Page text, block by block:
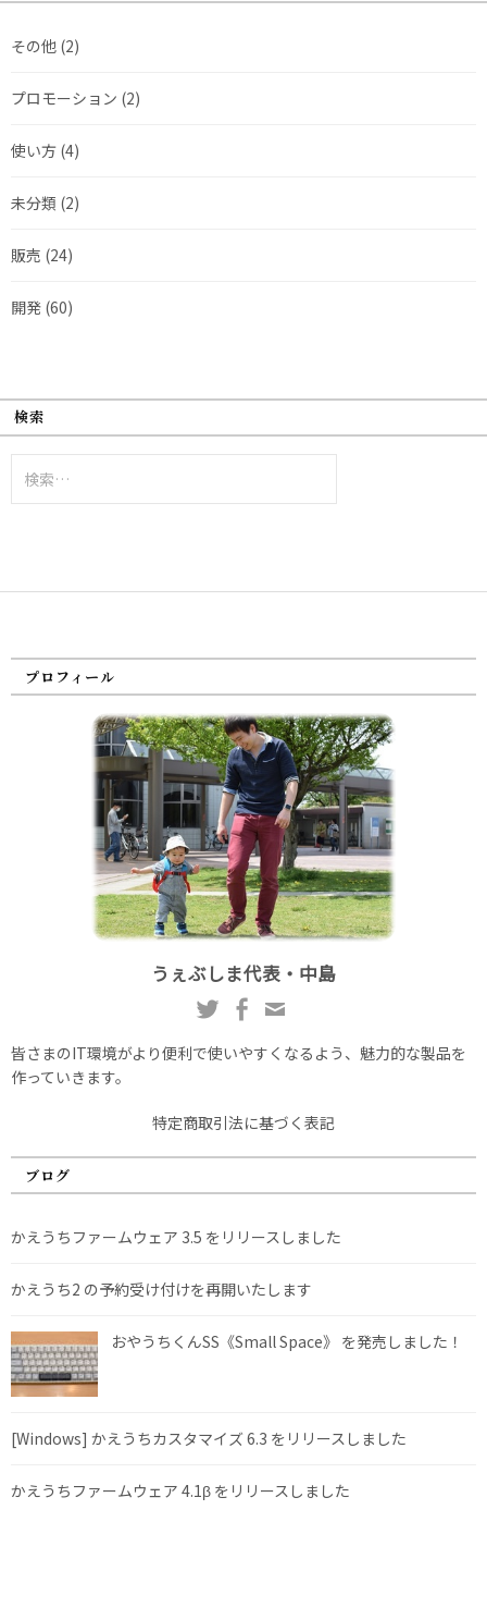
その他 (2)
プロモーション (2)
使い方 (4)
未分類 (2)
販売 (24)
開発 (60)
検索
索:
プロフィール
うぇぶしま代表・中島
皆さまのIT環境がより便利で使いやすくなるよう、魅力的な製品を
作っていきます。
特定商取引法に基づく表記
ブログ
かえうちファームウェア 3.5 をリリースしました
かえうち2 の予約受け付けを再開いたします
おやうちくんSS《Small Space》 を発売しました！
[Windows] かえうちカスタマイズ 6.3 をリリースしました
かえうちファームウェア 4.1β をリリースしました